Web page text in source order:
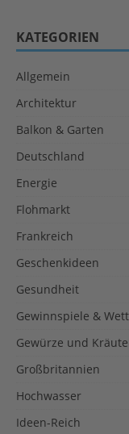
KATEGORIEN
Allgemein
Architektur
Balkon & Garten
Deutschland
Energie
Flohmarkt
Frankreich
Geschenkideen
Gesundheit
Gewinnspiele &
Gewürze und
Großbritannien
Hochwasser
Ideen-Reich